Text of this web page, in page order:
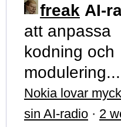
freak AI-
att anpassa
kodning och
modulering...
Nokia lovar
sin AI-radio · 2